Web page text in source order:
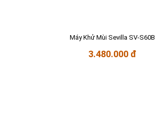
Máy Khử Mùi Sevilla SV-S60B
3.480.000 đ